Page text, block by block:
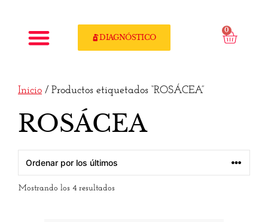
DIAGNÓSTICO
0
Inicio / Productos etiquetados “ROSÁCEA”
ROSÁCEA
Mostrando los 4 resultados